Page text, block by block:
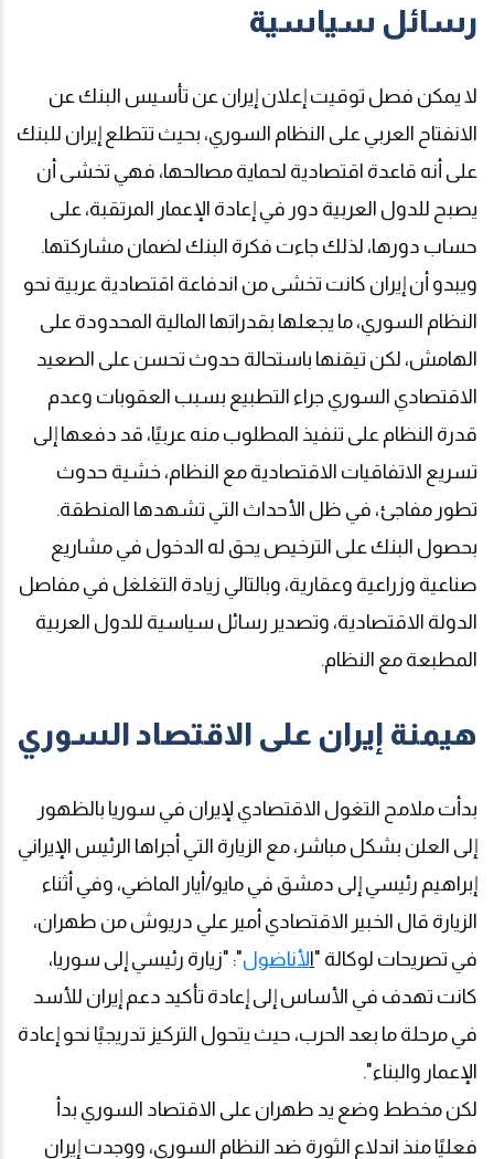
رسائل سياسية
لا يمكن فصل توقيت إعلان إيران عن تأسيس البنك عن
الانفتاح العربي على النظام السوري، بحيث تتطلع إيران للبنك
على أنه قاعدة اقتصادية لحماية مصالحها، فهي تخشى أن
يصبح للدول العربية دور في إعادة الإعمار المرتقبة، على
حساب دورها، لذلك جاءت فكرة البنك لضمان مشاركتها.
ويبدو أن إيران كانت تخشى من اندفاعة اقتصادية عربية نحو
النظام السوري، ما يجعلها بقدراتها المالية المحدودة على
الهامش، لكن تيقنها باستحالة حدوث تحسن على الصعيد
الاقتصادي السوري جراء التطبيع بسبب العقوبات وعدم
قدرة النظام على تنفيذ المطلوب منه عربيًا، قد دفعها إلى
تسريع الاتفاقيات الاقتصادية مع النظام، خشية حدوث
تطور مفاجئ، في ظل الأحداث التي تشهدها المنطقة.
بحصول البنك على الترخيص يحق له الدخول في مشاريع
صناعية وزراعية وعقارية، وبالتالي زيادة التغلغل في مفاصل
الدولة الاقتصادية، وتصدير رسائل سياسية للدول العربية
المطبعة مع النظام.
هيمنة إيران على الاقتصاد السوري
بدأت ملامح التغول الاقتصادي لإيران في سوريا بالظهور
إلى العلن بشكل مباشر، مع الزيارة التي أجراها الرئيس الإيراني
إبراهيم رئيسي إلى دمشق في مايو/أيار الماضي، وفي أثناء
الزيارة قال الخبير الاقتصادي أمير علي دريوش من طهران،
في تصريحات لوكالة "الأناضول": "زيارة رئيسي إلى سوريا،
كانت تهدف في الأساس إلى إعادة تأكيد دعم إيران للأسد
في مرحلة ما بعد الحرب، حيث يتحول التركيز تدريجيًا نحو إعادة
الإعمار والبناء".
لكن مخطط وضع يد طهران على الاقتصاد السوري بدأ
فعليًا منذ اندلاع الثورة ضد النظام السوري، ووجدت إيران